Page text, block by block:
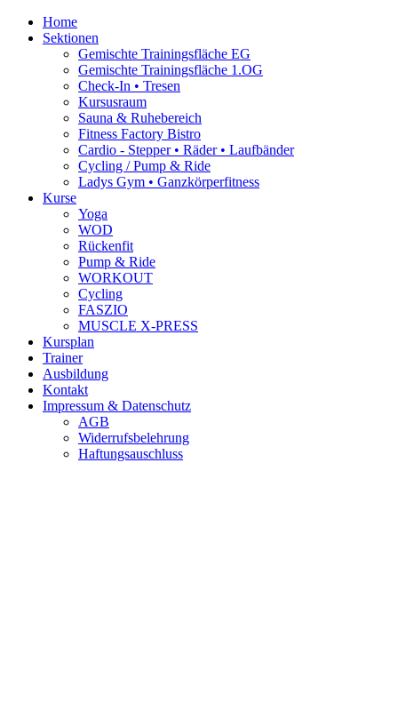
Home
Sektionen
Gemischte Trainingsfläche EG
Gemischte Trainingsfläche 1.OG
Check-In • Tresen
Kursusraum
Sauna & Ruhebereich
Fitness Factory Bistro
Cardio - Stepper • Räder • Laufbänder
Cycling / Pump & Ride
Ladys Gym • Ganzkörperfitness
Kurse
Yoga
WOD
Rückenfit
Pump & Ride
WORKOUT
Cycling
FASZIO
MUSCLE X-PRESS
Kursplan
Trainer
Ausbildung
Kontakt
Impressum & Datenschutz
AGB
Widerrufsbelehrung
Haftungsauschluss